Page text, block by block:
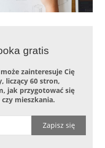
gratis
zainteresuje Cię
liczący 60 stron,
jak przygotować się
mieszkania.
Zapisz się